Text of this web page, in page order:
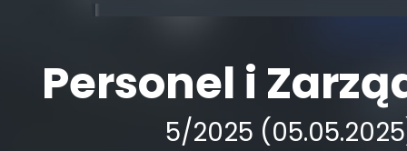
Personel i
5/2025